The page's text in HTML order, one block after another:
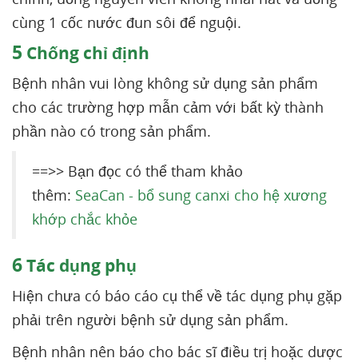
cùng 1 cốc nước đun sôi để nguội.
5 Chống chỉ định
Bệnh nhân vui lòng không sử dụng sản phẩm
cho các trường hợp mẫn cảm với bất kỳ thành
phần nào có trong sản phẩm.
==>> Bạn đọc có thể tham khảo
thêm: SeaCan - bổ sung canxi cho hệ xương
khớp chắc khỏe
6Tác dụng phụ
Hiện chưa có báo cáo cụ thể về tác dụng phụ gặp
phải trên người bệnh sử dụng sản phẩm.
Bệnh nhân nên báo cho bác sĩ điều trị hoặc dược